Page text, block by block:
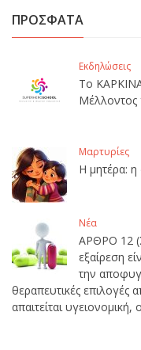
ΠΡΟΣΦΑΤΑ
Εκδηλώσεις
Το
Μέλλοντος
Μαρτυρίες
Η μητέρα: η
Νέα
ΑΡΘΡΟ 12
εξαίρεση
την
θεραπευτικές επιλογές
απαιτείται υγειονομική,